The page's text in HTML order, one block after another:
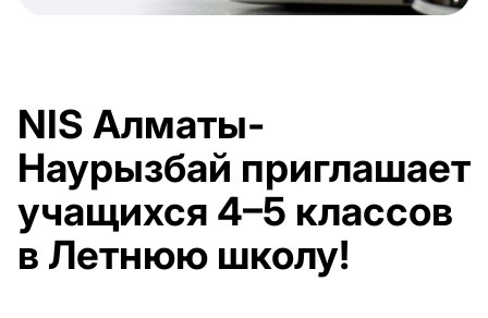
NIS Алматы-
Наурызбай приглашает
учащихся 4–5 классов
в Летнюю школу!